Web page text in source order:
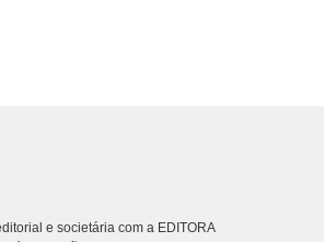
e societária com a EDITORA